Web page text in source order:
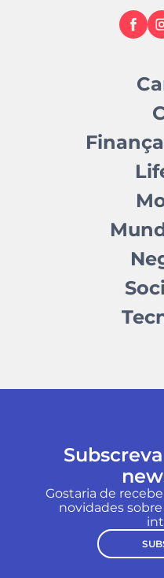
Gostaria de
novidades